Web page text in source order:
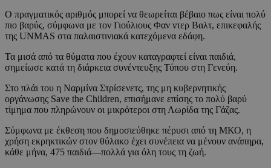
Ο πραγματικός αριθμός μπορεί να θεωρείται βέβαιο πως είναι πολύ
πιο βαρύς, σύμφωνα με τον Γιούλιους Φαν ντερ Βαλτ, επικεφαλής
της UNMAS στα παλαιστινιακά κατεχόμενα εδάφη.
Τα μισά από τα θύματα που έχουν καταγραφτεί είναι παιδιά,
σημείωσε κατά τη διάρκεια συνέντευξης Τύπου στη Γενεύη.
Στο πλάι του η Ναρμίνα Στρίσενετς, της μη κυβερνητικής
οργάνωσης Save the Children, επισήμανε επίσης το πολύ βαρύ
τίμημα που πληρώνουν οι μικρότεροι στη Λωρίδα της Γάζας.
Σύμφωνα με έκθεση που δημοσιεύθηκε πέρυσι από τη ΜΚΟ, η
χρήση εκρηκτικών στον θύλακο έχει συνέπεια να μένουν ανάπηρα,
κάθε μήνα, 475 παιδιά—πολλά για όλη τους τη ζωή.